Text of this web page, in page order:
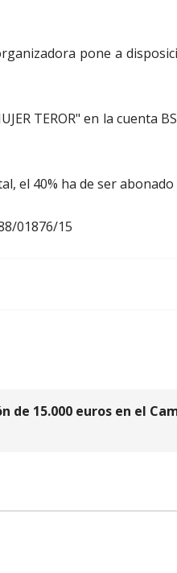
pone a
TEROR" en la cuenta
el 40% ha de ser
01876/15
de 15.000 euros en el